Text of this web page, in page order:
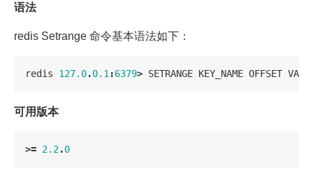
语法
redis Setrange 命令基本语法如下：
redis 127.0.0.1 :6379> SETRANGE KEY_NAME OFFSET
可用版本
>= 2.2.0